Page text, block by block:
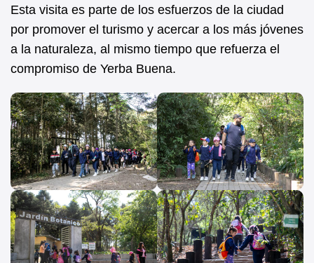
Esta visita es parte de los esfuerzos de la ciudad
por promover el turismo y acercar a los más jóvenes
a la naturaleza, al mismo tiempo que refuerza el
compromiso de Yerba Buena.